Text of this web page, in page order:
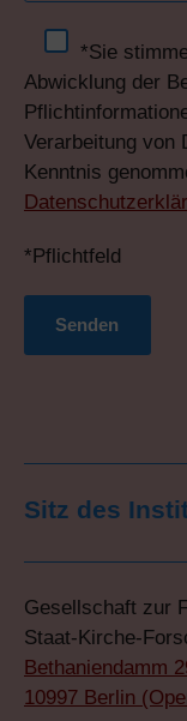
*Sie
Abwicklung der
Verarbeitung von
Kenntnis
*Pflichtfeld
Sitz des
Gesellschaft zur
Staat-Kirche-
Bethaniendamm
10997 Berlin